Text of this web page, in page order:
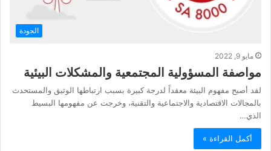
الجودة
مايو 9, 2022
مواصفة المسؤولية المجتمعية والمشكلات البيئية
لقد أصبح مفهوم البيئة معقداً لدرجة كبيرة بسبب ارتباطها الوثيق والمستحدث
بالمجالات الاقتصادية والاجتماعية والتقنية، وخرجت عن مفهومها البسيط
الذي…
أكمل القراءة »